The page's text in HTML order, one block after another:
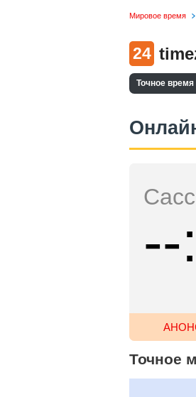
Мировое время
24
Точное время
--
Точное